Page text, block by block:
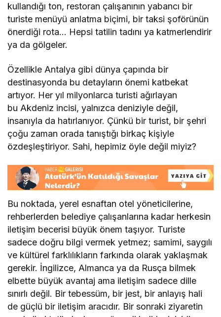
kullandığı ton, restoran çalışanının yabancı bir
turiste menüyü anlatma biçimi, bir taksi şoförünün
önerdiği rota… Hepsi tatilin tadını ya katmerlendirir
ya da gölgeler.
Özellikle Antalya gibi dünya çapında bir
destinasyonda bu detayların önemi katbekat
artıyor. Her yıl milyonlarca turisti ağırlayan
bu Akdeniz incisi, yalnızca deniziyle değil,
insanıyla da hatırlanıyor. Çünkü bir turist, bir şehri
çoğu zaman orada tanıştığı birkaç kişiyle
özdeşleştiriyor. Sahi, hepimiz öyle değil miyiz?
Bu noktada, yerel esnaftan otel yöneticilerine,
rehberlerden belediye çalışanlarına kadar herkesin
iletişim becerisi büyük önem taşıyor. Turiste
sadece doğru bilgi vermek yetmez; samimi, saygılı
ve kültürel farklılıkların farkında olarak yaklaşmak
gerekir. İngilizce, Almanca ya da Rusça bilmek
elbette büyük avantaj ama iletişim sadece dille
sınırlı değil. Bir tebessüm, bir jest, bir anlayış hali
de güçlü bir iletişim aracıdır. Bir sonraki ziyaretin